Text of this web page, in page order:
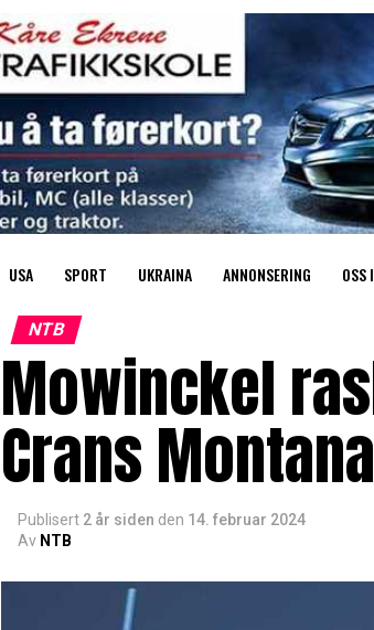
USA SPORT UKRAINA ANNONSERING OSS
NTB
Mowinckel
Crans Montana
Publisert 2 år siden den 14. februar 2024
Av NTB